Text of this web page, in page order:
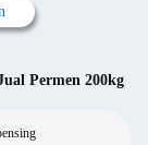
Permen 200kg